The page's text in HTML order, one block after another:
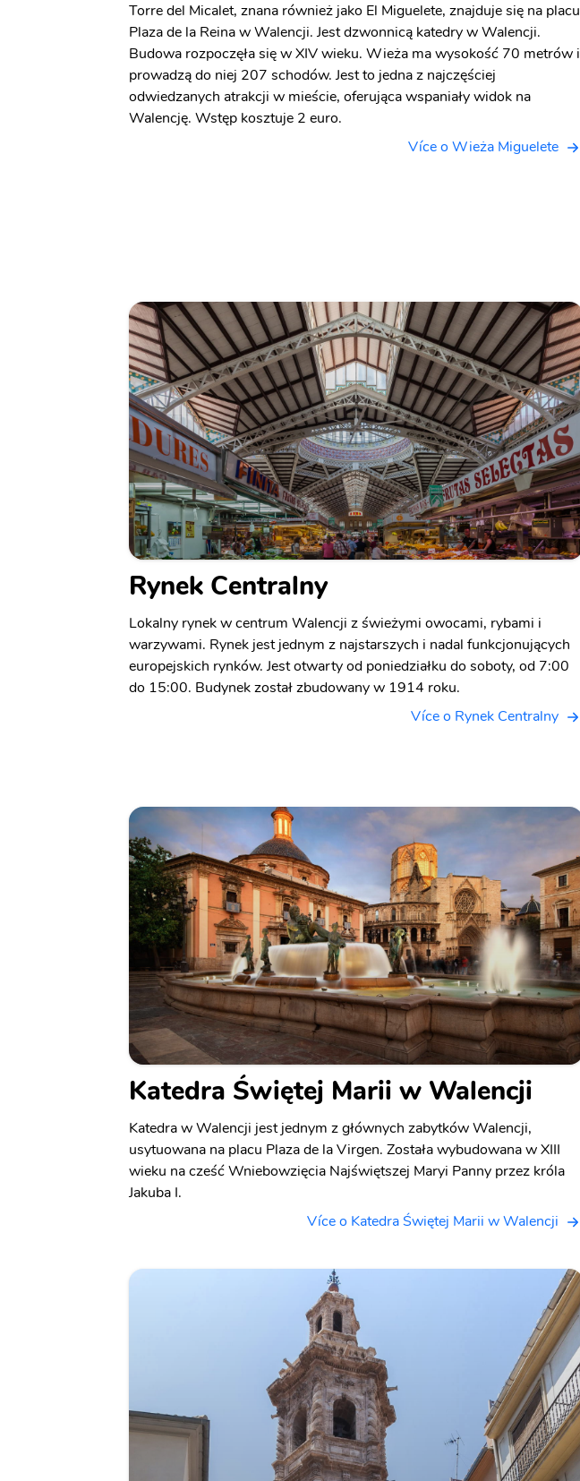
Torre del Micalet, znana również jako El Miguelete, znajduje się na placu
Plaza de la Reina w Walencji. Jest dzwonnicą katedry w Walencji.
Budowa rozpoczęła się w XIV wieku. Wieża ma wysokość 70 metrów i
prowadzą do niej 207 schodów. Jest to jedna z najczęściej
odwiedzanych atrakcji w mieście, oferująca wspaniały widok na
Walencję. Wstęp kosztuje 2 euro.
Více o Wieża Miguelete
Rynek Centralny
Lokalny rynek w centrum Walencji z świeżymi owocami, rybami i
warzywami. Rynek jest jednym z najstarszych i nadal funkcjonujących
europejskich rynków. Jest otwarty od poniedziałku do soboty, od 7:00
do 15:00. Budynek został zbudowany w 1914 roku.
Více o Rynek Centralny
Katedra Świętej Marii w Walencji
Katedra w Walencji jest jednym z głównych zabytków Walencji,
usytuowana na placu Plaza de la Virgen. Została wybudowana w XIII
wieku na cześć Wniebowzięcia Najświętszej Maryi Panny przez króla
Jakuba I.
Více o Katedra Świętej Marii w Walencji